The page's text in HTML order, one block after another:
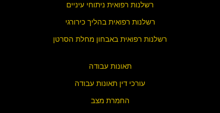
רשלנות רפואית ניתוחי עיניים
רשלנות רפואית בהליך כירורגי
רשלנות רפואית באבחון מחלת הסרטן
תאונות עבודה
עורכי דין תאונות עבודה
החמרת מצב